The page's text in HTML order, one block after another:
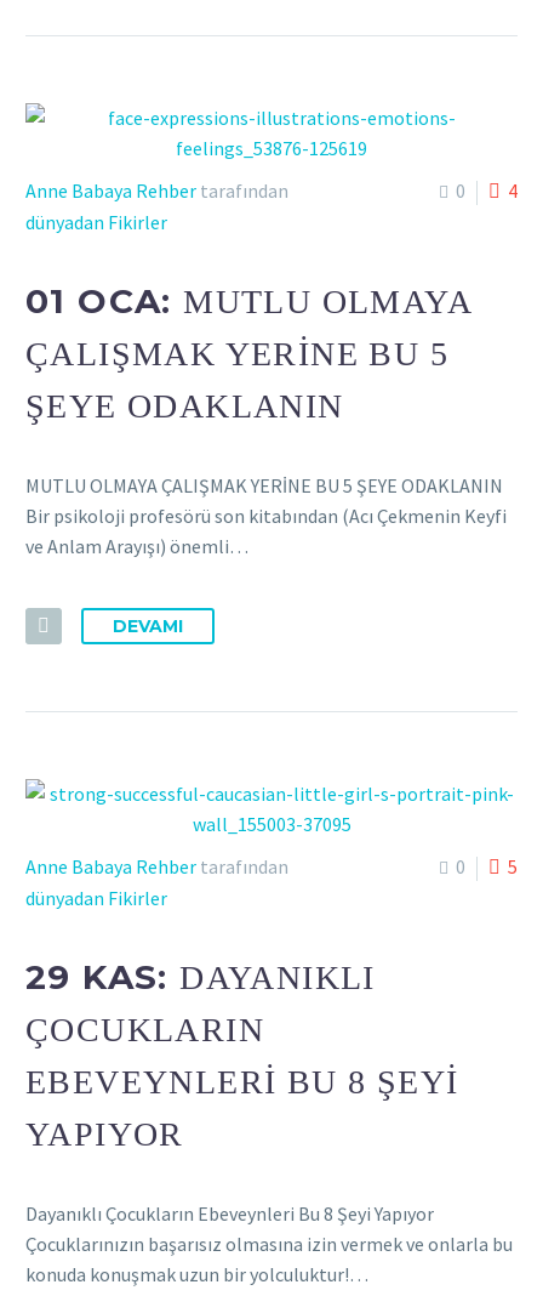
0 4
Anne Babaya Rehber tarafından
dünyadan Fikirler
01 OCA:MUTLU OLMAYA
ÇALIŞMAK YERİNE BU 5
ŞEYE ODAKLANIN
MUTLU OLMAYA ÇALIŞMAK YERİNE BU 5 ŞEYE ODAKLANIN
Bir psikoloji profesörü son kitabından (Acı Çekmenin Keyfi
ve Anlam Arayışı) önemli…
DEVAMI
0 5
Anne Babaya Rehber tarafından
dünyadan Fikirler
29 KAS:DAYANIKLI
ÇOCUKLARIN
EBEVEYNLERI BU 8 ŞEYI
YAPIYOR
Dayanıklı Çocukların Ebeveynleri Bu 8 Şeyi Yapıyor
Çocuklarınızın başarısız olmasına izin vermek ve onlarla bu
konuda konuşmak uzun bir yolculuktur!…